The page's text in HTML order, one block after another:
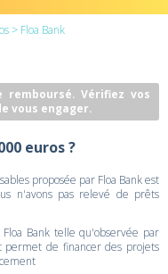
> Floa Bank
Vérifiez vos
vous engager.
euros ?
proposée par Floa Bank est
n'avons pas relevé de prêts
Bank telle qu'observée par
de financer des projets